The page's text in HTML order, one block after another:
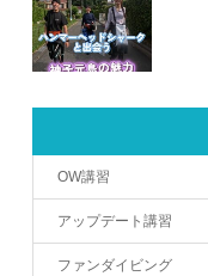
OW講習
アップデート講習
ファンダイビング